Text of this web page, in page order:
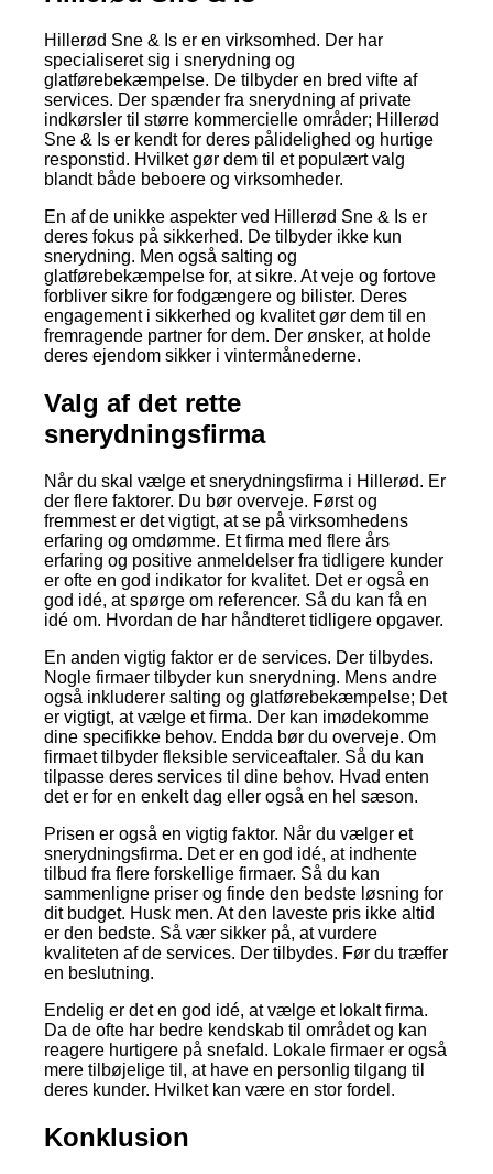
Hillerød Sne & Is er en virksomhed. Der har
specialiseret sig i snerydning og
glatførebekæmpelse. De tilbyder en bred vifte af
services. Der spænder fra snerydning af private
indkørsler til større kommercielle områder; Hillerød
Sne & Is er kendt for deres pålidelighed og hurtige
responstid. Hvilket gør dem til et populært valg
blandt både beboere og virksomheder.
En af de unikke aspekter ved Hillerød Sne & Is er
deres fokus på sikkerhed. De tilbyder ikke kun
snerydning. Men også salting og
glatførebekæmpelse for, at sikre. At veje og fortove
forbliver sikre for fodgængere og bilister. Deres
engagement i sikkerhed og kvalitet gør dem til en
fremragende partner for dem. Der ønsker, at holde
deres ejendom sikker i vintermånederne.
Valg af det rette
snerydningsfirma
Når du skal vælge et snerydningsfirma i Hillerød. Er
der flere faktorer. Du bør overveje. Først og
fremmest er det vigtigt, at se på virksomhedens
erfaring og omdømme. Et firma med flere års
erfaring og positive anmeldelser fra tidligere kunder
er ofte en god indikator for kvalitet. Det er også en
god idé, at spørge om referencer. Så du kan få en
idé om. Hvordan de har håndteret tidligere opgaver.
En anden vigtig faktor er de services. Der tilbydes.
Nogle firmaer tilbyder kun snerydning. Mens andre
også inkluderer salting og glatførebekæmpelse; Det
er vigtigt, at vælge et firma. Der kan imødekomme
dine specifikke behov. Endda bør du overveje. Om
firmaet tilbyder fleksible serviceaftaler. Så du kan
tilpasse deres services til dine behov. Hvad enten
det er for en enkelt dag eller også en hel sæson.
Prisen er også en vigtig faktor. Når du vælger et
snerydningsfirma. Det er en god idé, at indhente
tilbud fra flere forskellige firmaer. Så du kan
sammenligne priser og finde den bedste løsning for
dit budget. Husk men. At den laveste pris ikke altid
er den bedste. Så vær sikker på, at vurdere
kvaliteten af de services. Der tilbydes. Før du træffer
en beslutning.
Endelig er det en god idé, at vælge et lokalt firma.
Da de ofte har bedre kendskab til området og kan
reagere hurtigere på snefald. Lokale firmaer er også
mere tilbøjelige til, at have en personlig tilgang til
deres kunder. Hvilket kan være en stor fordel.
Konklusion